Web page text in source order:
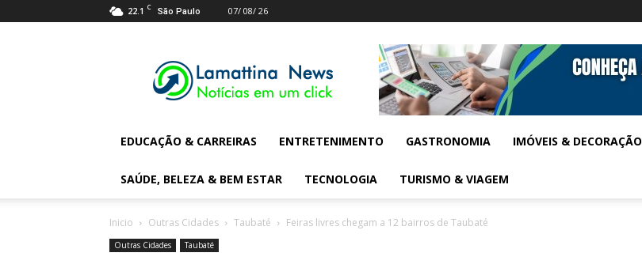
22.1 C São Paulo 07/ 08/ 26
Digital
News
EDUCAÇÃO & CARREIRAS ENTRETENIMENTO GASTRONOMIA IMÓVEIS & DECORAÇÃO
SAÚDE, BELEZA & BEM ESTAR TECNOLOGIA TURISMO & VIAGEM
Inicio Outras Cidades Taubaté Feiras livres chegam a 12 bairros de Taubaté
Outras Cidades Taubaté